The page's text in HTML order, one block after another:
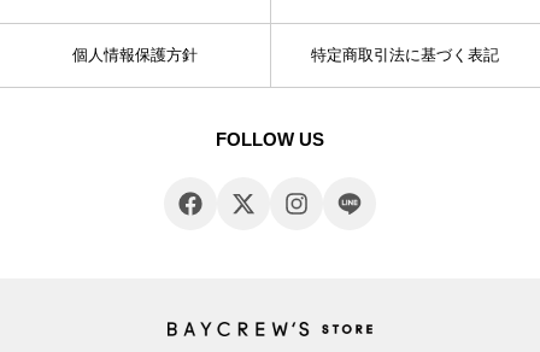
個人情報保護方針 特定商取引法に基づく表記
FOLLOW US